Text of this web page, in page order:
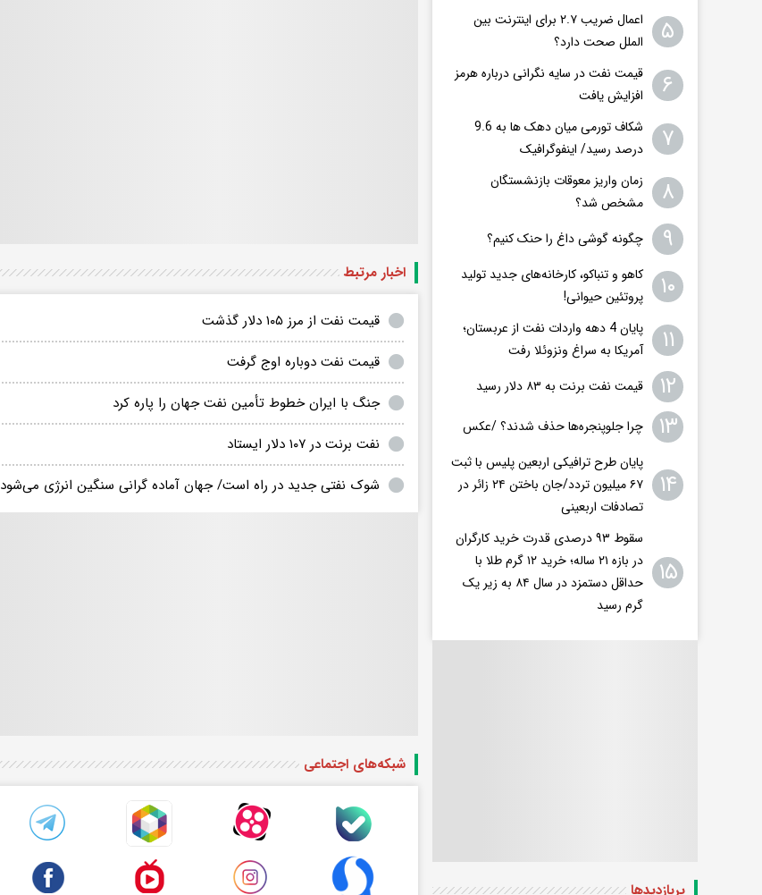
اخبار مرتبط
قیمت نفت از مرز ۱۰۵ دلار گذشت
قیمت نفت دوباره اوج گرفت
جنگ با ایران خطوط تأمین نفت جهان را پاره کرد
نفت برنت در ۱۰۷ دلار ایستاد
شوک نفتی جدید در راه است/ جهان آماده گرانی سنگین انرژی می‌شود
شبکه‌های اجتماعی
۵
اعمال ضریب ۲.۷ برای اینترنت بین
الملل صحت دارد؟
۶
قیمت نفت در سایه نگرانی درباره هرمز
افزایش یافت
۷
شکاف تورمی میان دهک ها به 9.6
درصد رسید/ اینفوگرافیک
۸
زمان واریز معوقات بازنشستگان
مشخص شد؟
۹ چگونه گوشی داغ را حنک کنیم؟
۱۰
کاهو و تنباکو، کارخانه‌های جدید تولید
پروتئین حیوانی!
۱۱
پایان 4 دهه واردات نفت از عربستان؛
آمریکا به سراغ ونزوئلا رفت
۱۲ قیمت نفت برنت به ۸۳ دلار رسید
۱۳ چرا جلوپنجره‌ها حذف شدند؟ /عکس
۱۴
پایان طرح ترافیکی اربعین پلیس با ثبت
۶۷ میلیون تردد/جان باختن ۲۴ زائر در
تصادفات اربعینی
۱۵
سقوط ۹۳ درصدی قدرت خرید کارگران
در بازه ۲۱ ساله؛ خرید ۱۲ گرم طلا با
حداقل دستمزد در سال ۸۴ به زیر یک
گرم رسید
پربازدید‌ها